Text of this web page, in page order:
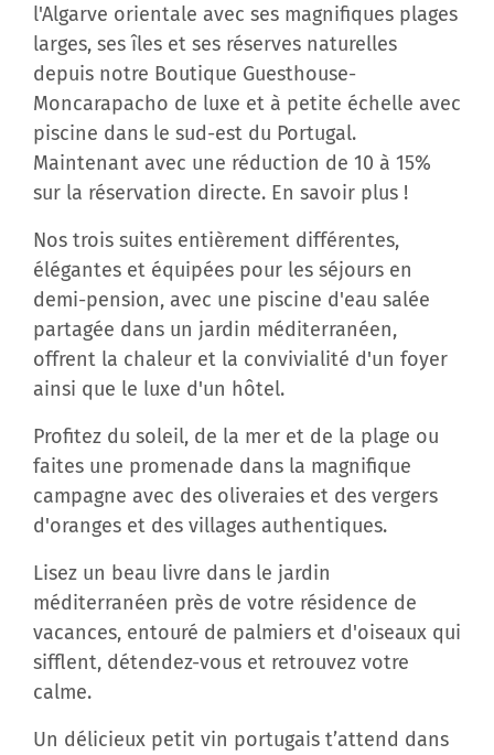
l'Algarve orientale avec ses magnifiques plages
larges, ses îles et ses réserves naturelles
depuis notre Boutique Guesthouse-
Moncarapacho de luxe et à petite échelle avec
piscine dans le sud-est du Portugal.
Maintenant avec une réduction de 10 à 15%
sur la réservation directe. En savoir plus !
Nos trois suites entièrement différentes,
élégantes et équipées pour les séjours en
demi-pension, avec une piscine d'eau salée
partagée dans un jardin méditerranéen,
offrent la chaleur et la convivialité d'un foyer
ainsi que le luxe d'un hôtel.
Profitez du soleil, de la mer et de la plage ou
faites une promenade dans la magnifique
campagne avec des oliveraies et des vergers
d'oranges et des villages authentiques.
Lisez un beau livre dans le jardin
méditerranéen près de votre résidence de
vacances, entouré de palmiers et d'oiseaux qui
sifflent, détendez-vous et retrouvez votre
calme.
Un délicieux petit vin portugais t’attend dans